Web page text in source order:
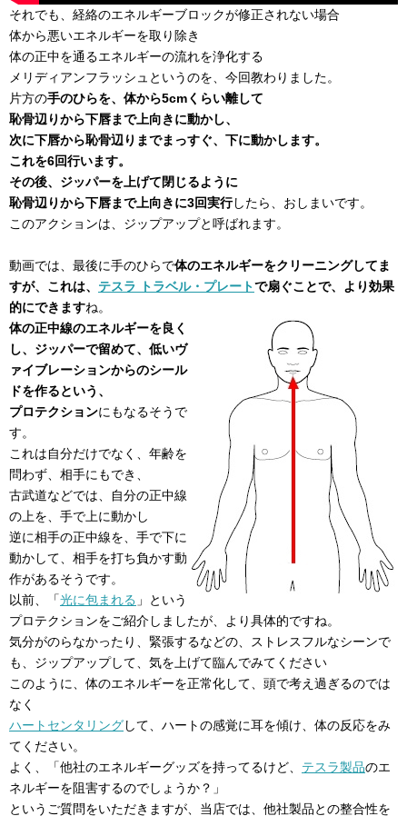
それでも、経絡のエネルギーブロックが修正されない場合
体から悪いエネルギーを取り除き
体の正中を通るエネルギーの流れを浄化する
メリディアンフラッシュというのを、今回教わりました。
片方の手のひらを、体から5cmくらい離して
恥骨辺りから下唇まで上向きに動かし、
次に下唇から恥骨辺りまでまっすぐ、下に動かします。
これを6回行います。
その後、ジッパーを上げて閉じるように
恥骨辺りから下唇まで上向きに3回実行したら、おしまいです。
このアクションは、ジップアップと呼ばれます。
動画では、最後に手のひらで体のエネルギーをクリーニングしてま
すが、これは、 テスラ トラベル・プレートで扇ぐことで、より効果
的にできますね。
体の正中線のエネルギーを良く
し、ジッパーで留めて、低いヴ
ァイブレーションからのシール
ドを作るという、
プロテクションにもなるそうで
す。
これは自分だけでなく、年齢を
問わず、相手にもでき、
古武道などでは、自分の正中線
の上を、手で上に動かし
逆に相手の正中線を、手で下に
動かして、相手を打ち負かす動
作があるそうです。
以前、「光に包まれる 」という
プロテクションをご紹介しましたが、より具体的ですね。
気分がのらなかったり、緊張するなどの、ストレスフルなシーンで
も、ジップアップして、気を上げて臨んでみてください
このように、体のエネルギーを正常化して、頭で考え過ぎるのでは
なく
ハートセンタリングして、ハートの感覚に耳を傾け、体の反応をみ
てください。
よく、「他社のエネルギーグッズを持ってるけど、 テスラ製品のエ
ネルギーを阻害するのでしょうか？」
というご質問をいただきますが、当店では、他社製品との整合性を